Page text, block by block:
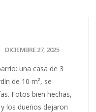
DICIEMBRE 27, 2025
una casa de 3
de 10 m², se
Fotos bien hechas,
los dueños dejaron